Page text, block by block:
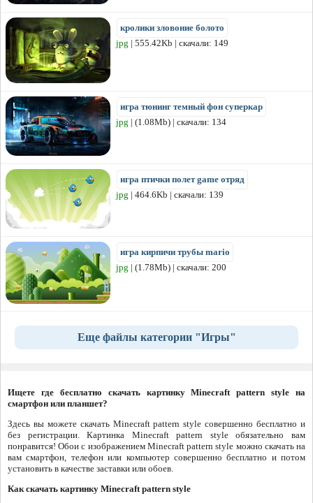
кролики зловоние болото
jpg | 555.42Kb | скачали: 149
игра тюнинг темный фон суперкар
jpg | (1.08Mb) | скачали: 134
игра птички полет game отряд
jpg | 464.6Kb | скачали: 139
игра кирпичи трубы mario
jpg | (1.78Mb) | скачали: 200
Еще файлы категории "Игры"
Ищете где бесплатно скачать картинку Minecraft pattern style на
смартфон или планшет?
Здесь вы можете скачать Minecraft pattern style совершенно бесплатно и
без регистрации. Картинка Minecraft pattern style обязательно вам
понравится! Обои с изображением Minecraft pattern style можно скачать на
вам смартфон, телефон или компьютер совершенно бесплатно и потом
установить в качестве заставки или обоев.
Как скачать картинку Minecraft pattern style